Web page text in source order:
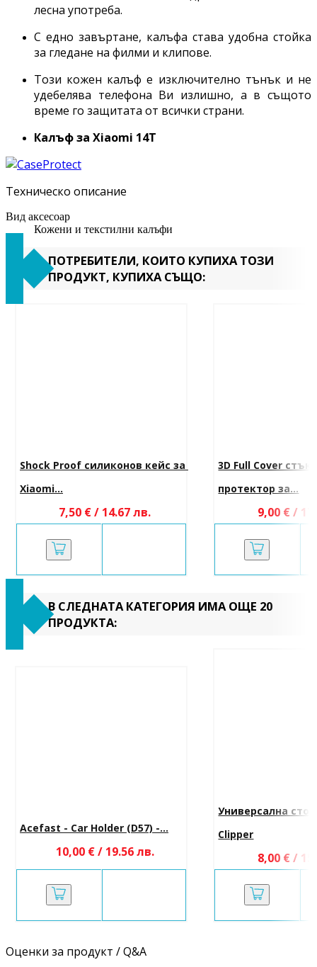
лесна употреба.
С едно завъртане, калъфа става удобна стойка
за гледане на филми и клипове.
Този кожен калъф е изключително тънък и не
удебелява телефона Ви излишно, а в същото
време го защитата от всички страни.
Калъф за Xiaomi 14T
Техническо описание
Вид аксесоар
Кожени и текстилни калъфи
ПОТРЕБИТЕЛИ, КОИТО КУПИХА ТОЗИ
ПРОДУКТ, КУПИХА СЪЩО:
Shock Proof силиконов кейс за
Xiaomi...
7,50 € / 14.67 лв.
3D Full Cover
протектор за...
9,00 € /
В СЛЕДНАТА КАТЕГОРИЯ ИМА ОЩЕ 20
ПРОДУКТА:
Acefast - Car Holder (D57) -...
10,00 € / 19.56 лв.
Универсална
Clipper
8,00 € /
Оценки за продукт / Q&A